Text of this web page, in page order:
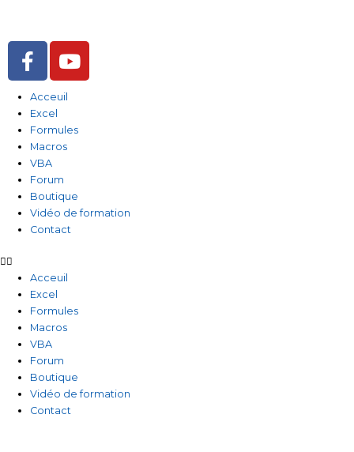
contenu
F
a
c
e
b
o
o
k
-
f
Y
o
u
Acceuil
Excel
Formules
Macros
VBA
Forum
Boutique
Vidéo de formation
Contact
Acceuil
Excel
Formules
Macros
VBA
Forum
Boutique
Vidéo de formation
Contact